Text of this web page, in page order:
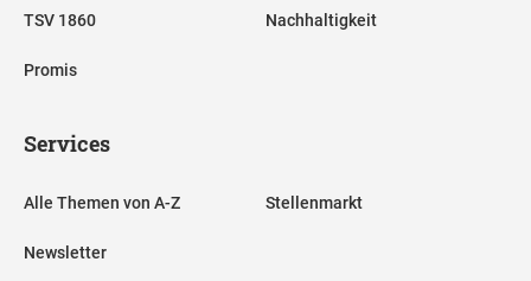
TSV 1860
Promis
Nachhaltigkeit
Services
Alle Themen von A-Z
Newsletter
Stellenmarkt